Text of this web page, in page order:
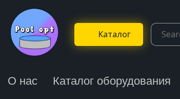
Каталог
О нас Каталог оборудования